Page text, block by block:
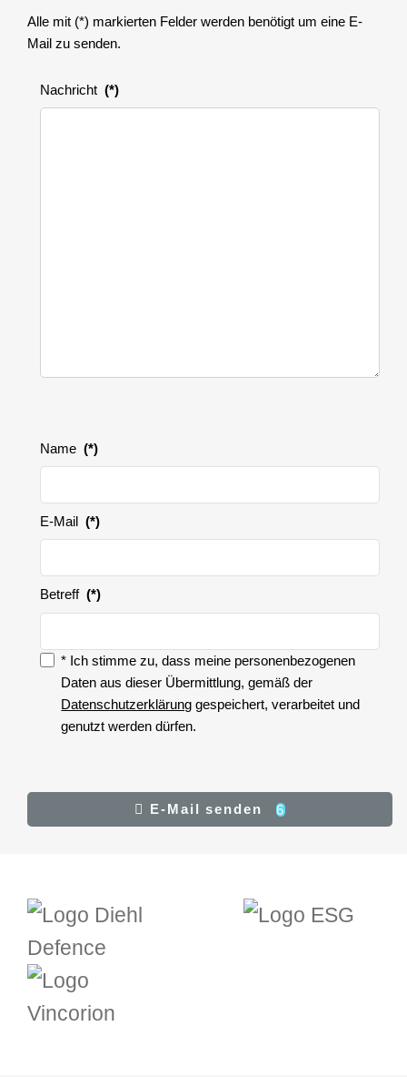
Alle mit (*) markierten Felder werden benötigt um eine E-
Mail zu senden.
Nachricht (*)
Name (*)
E-Mail (*)
Betreff (*)
Zustimmung
Zustimmung
* Ich stimme zu, dass meine personenbezogenen
Daten aus dieser Übermittlung, gemäß der
Datenschutzerklärung gespeichert, verarbeitet und
genutzt werden dürfen.
E-Mail senden 6